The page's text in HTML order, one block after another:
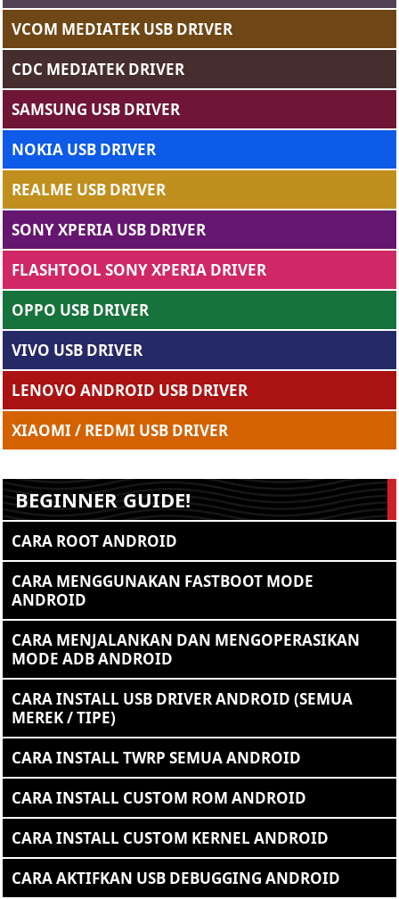
VCOM MEDIATEK USB DRIVER
CDC MEDIATEK DRIVER
SAMSUNG USB DRIVER
NOKIA USB DRIVER
REALME USB DRIVER
SONY XPERIA USB DRIVER
FLASHTOOL SONY XPERIA DRIVER
OPPO USB DRIVER
VIVO USB DRIVER
LENOVO ANDROID USB DRIVER
XIAOMI / REDMI USB DRIVER
BEGINNER GUIDE!
CARA ROOT ANDROID
CARA MENGGUNAKAN FASTBOOT MODE
ANDROID
CARA MENJALANKAN DAN MENGOPERASIKAN
MODE ADB ANDROID
CARA INSTALL USB DRIVER ANDROID (SEMUA
MEREK / TIPE)
CARA INSTALL TWRP SEMUA ANDROID
CARA INSTALL CUSTOM ROM ANDROID
CARA INSTALL CUSTOM KERNEL ANDROID
CARA AKTIFKAN USB DEBUGGING ANDROID